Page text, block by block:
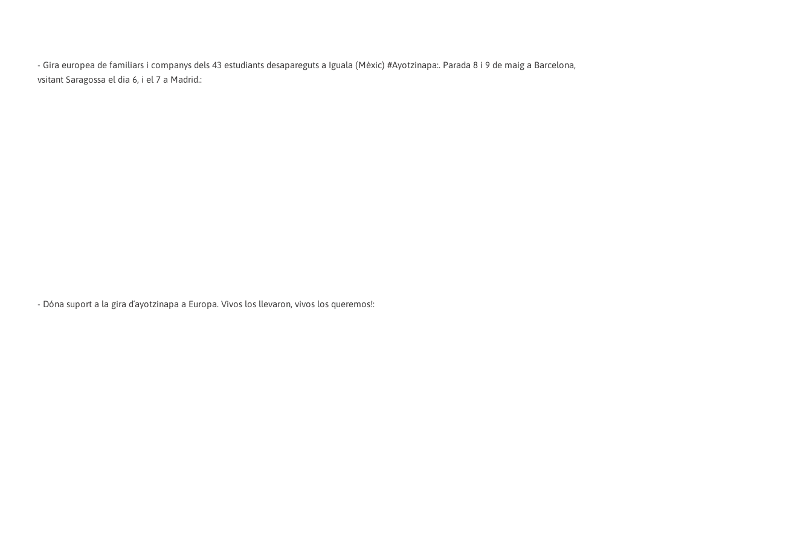
- Gira europea de familiars i companys dels 43 estudiants desapareguts a Iguala (Mèxic) #Ayotzinapa:. Parada 8 i 9 de maig a Barcelona,
vsitant Saragossa el dia 6, i el 7 a Madrid.:
- Dóna suport a la gira d´ayotzinapa a Europa. Vivos los llevaron, vivos los queremos!: